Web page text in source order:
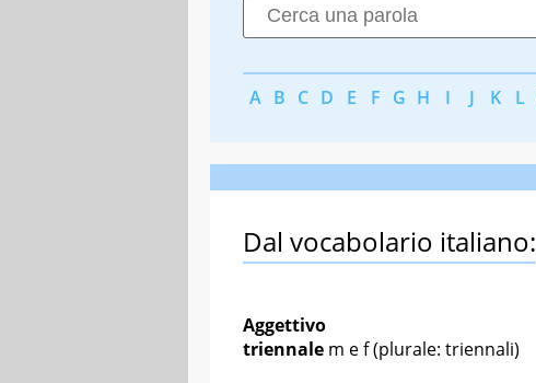
A B C D E F G H I J K L
Dal vocabolario italiano:
Aggettivo
triennale m ef(plurale: triennali)